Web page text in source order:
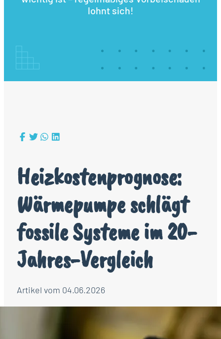
lohnt sich!
Heizkostenprognose:
Wärmepumpe schlägt
fossile Systeme im 20-
Jahres-Vergleich
Artikel vom 04.06.2026